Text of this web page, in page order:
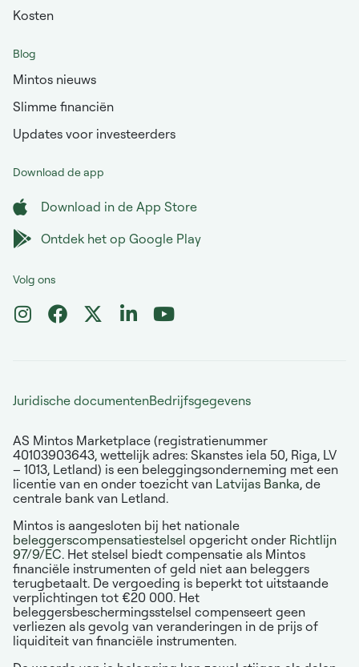
Kosten
Blog
Mintos nieuws
Slimme financiën
Updates voor investeerders
Download de app
Download in de App Store
Ontdek het op Google Play
Volg ons
Juridische documentenBedrijfsgegevens
AS Mintos Marketplace (registratienummer
40103903643, wettelijk adres: Skanstes iela 50, Riga, LV
– 1013, Letland) is een beleggingsonderneming met een
licentie van en onder toezicht van Latvijas Banka, de
centrale bank van Letland.
Mintos is aangesloten bij het nationale
beleggerscompensatiestelsel opgericht onder Richtlijn
97/9/EC. Het stelsel biedt compensatie als Mintos
financiële instrumenten of geld niet aan beleggers
terugbetaalt. De vergoeding is beperkt tot uitstaande
verplichtingen tot €20 000. Het
beleggersbeschermingsstelsel compenseert geen
verliezen als gevolg van veranderingen in de prijs of
liquiditeit van financiële instrumenten.